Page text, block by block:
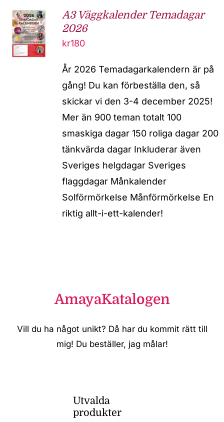
A3 Väggkalender Temadagar
2026
kr180
År 2026 Temadagarkalendern är på
gång! Du kan förbeställa den, så
skickar vi den 3-4 december 2025!
Mer än 900 teman totalt 100
smaskiga dagar 150 roliga dagar 200
tänkvärda dagar Inkluderar även
Sveriges helgdagar Sveriges
flaggdagar Månkalender
Solförmörkelse Månförmörkelse En
riktig allt-i-ett-kalender!
AmayaKatalogen
Vill du ha något unikt? Då har du kommit rätt till
mig! Du beställer, jag målar!
Utvalda
produkter